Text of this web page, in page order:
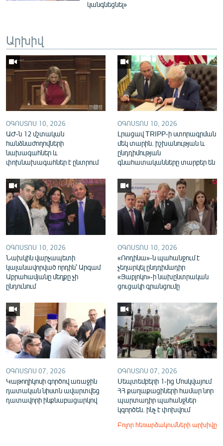
ՀԵՏԵՎԵՔ ՄԵԶ
«Ազատության» բոլոր կայքերը
կանգնեցնել»
Արխիվ
ՕԳՈՍՏՈՍ 10, 2026
ԱԺ-ն 12 մշտական
հանձնաժողովների
նախագահներ և
փոխնախագահներ է ընտրում
ՕԳՈՍՏՈՍ 10, 2026
Լրացավ TRIPP-ի ստորագրման
մեկ տարին. իշխանության և
ընդդիմության
գնահատականները տարբեր են
ՕԳՈՍՏՈՍ 10, 2026
Նախկին վարչապետի
կալանավորված որդին՝ Արգամ
Աբրահամյանը մեղքը չի
ընդունում
ՕԳՈՍՏՈՍ 10, 2026
«Ռոդինա»-ն պահանջում է
չեղարկել ընդդիմադիր
«Յաբլոկո»-ի նախընտրական
ցուցակի գրանցումը
ՕԳՈՍՏՈՍ 07, 2026
Կաթողիկոսի գործով առաջին
դատական նիստն ավարտվեց
դատավորի ինքնաբացարկով
ՕԳՈՍՏՈՍ 07, 2026
Սեպտեմբերի 1-ից Մոսկվայում
ՀՀ քաղաքացիների համար նոր
պարտադիր պահանջներ
կգործեն. ինչ է փոխվում
Բոլոր հեռարձակումների արխիվը